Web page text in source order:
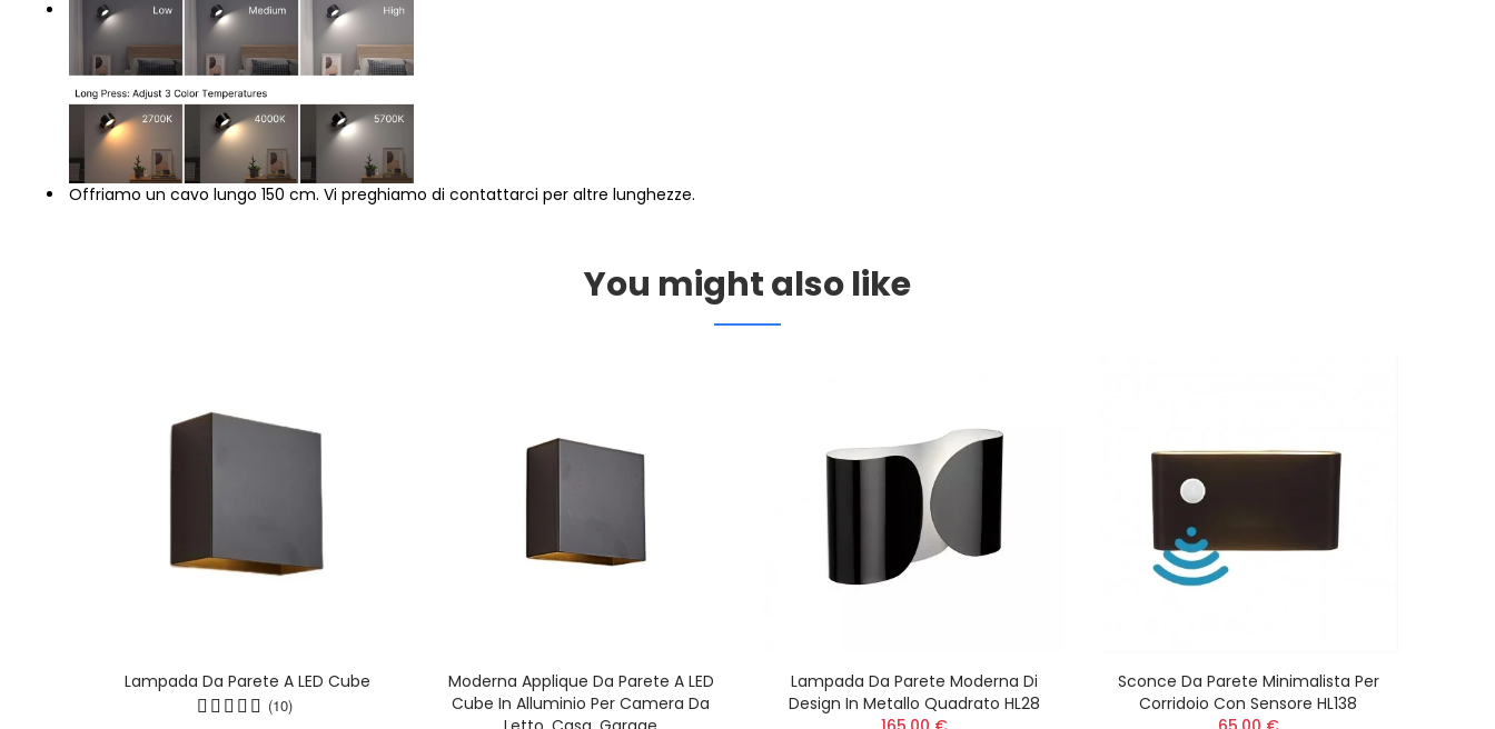
Offriamo un cavo lungo 150 cm. Vi preghiamo di contattarci per altre lunghezze.
You might also like
Lampada Da Parete A LED Cube
(10)
Moderna Applique Da Parete A LED
Cube In Alluminio Per Camera Da
Lampada Da Parete Moderna Di
Design In Metallo Quadrato HL28
Sconce Da Parete Minimalista Per
Corridoio Con Sensore HL138